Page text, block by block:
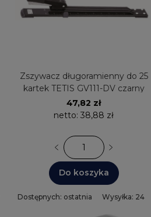
Zszywacz długoramienny do 25
kartek TETIS GV111-DV czarny
47,82 zł
netto: 38,88 zł
Do koszyka
Dostępnych: ostatnia
Wysyłka: 24